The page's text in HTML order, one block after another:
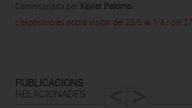
Comissariada per Xavier Palomo.
L'exposició es podrà visitar del 28/5 al 1/8 i del
PUBLICACIONS
RELACIONADES